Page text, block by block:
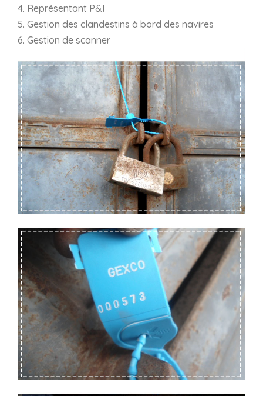
4. Représentant P&I
5. Gestion des clandestins à bord des navires
6. Gestion de scanner